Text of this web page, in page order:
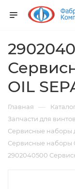
OIL
Главная —
Запчасти для
Сервисные наборы
Сервисные наборы
2902040500